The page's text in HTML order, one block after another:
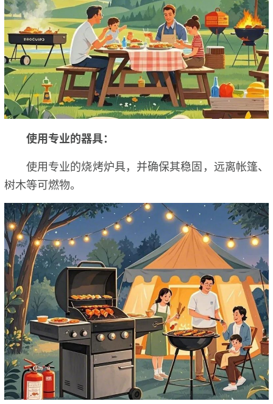
使用专业的器具：
使用专业的烧烤炉具，并确保其稳固，远离帐篷、
树木等可燃物。